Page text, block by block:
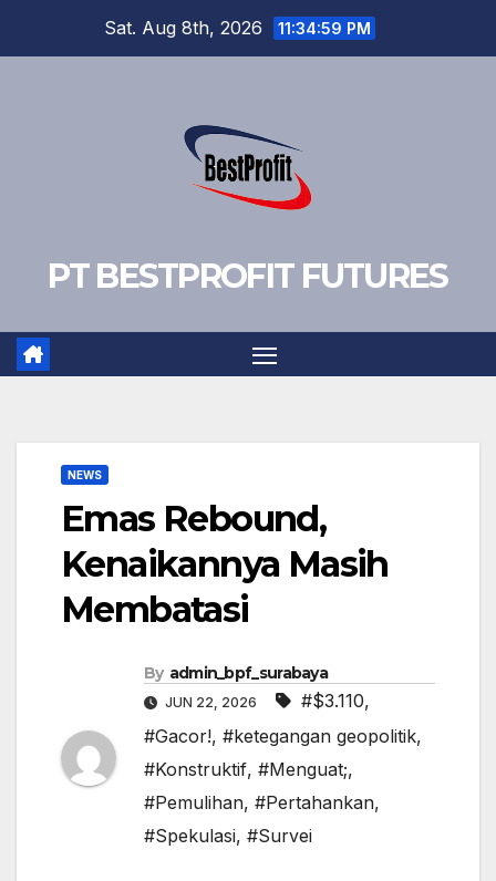
Sat. Aug 8th, 2026 11:35:00 PM
PT BESTPROFIT FUTURES
NEWS
Emas Rebound,
Kenaikannya Masih
Membatasi
By admin_bpf_surabaya
JUN 22, 2026 #$3.110,
#Gacor!, #ketegangan geopolitik,
#Konstruktif, #Menguat;,
#Pemulihan, #Pertahankan,
#Spekulasi, #Survei